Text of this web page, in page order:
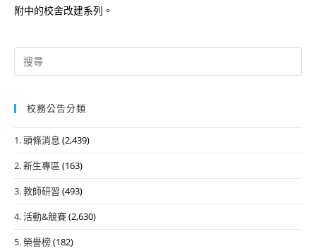
附中的校舍改建系列。
Search
for:
校務公告分類
1. 頭條消息 (2,439)
2. 新生專區 (163)
3. 教師研習 (493)
4. 活動&競賽(2,630)
5. 榮譽榜(182)